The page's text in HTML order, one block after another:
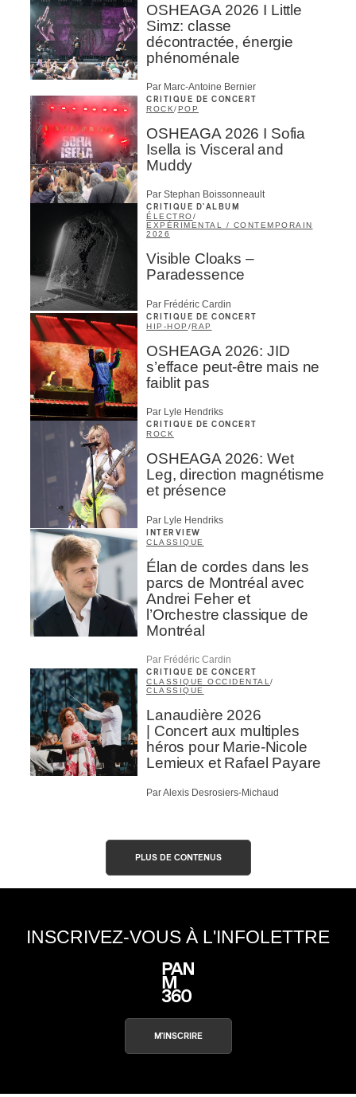
OSHEAGA 2026 I Little
Simz: classe
décontractée, énergie
phénoménale
Par Marc-Antoine Bernier
CRITIQUE DE CONCERT
ROCK/POP
OSHEAGA 2026 I Sofia
Isella is Visceral and
Muddy
Par Stephan Boissonneault
CRITIQUE D'ALBUM
ÉLECTRO/
EXPÉRIMENTAL / CONTEMPORAIN
2026
Visible Cloaks –
Paradessence
Par Frédéric Cardin
CRITIQUE DE CONCERT
HIP-HOP /RAP
OSHEAGA 2026: JID
s’efface peut-être mais ne
faiblit pas
Par Lyle Hendriks
CRITIQUE DE CONCERT
ROCK
OSHEAGA 2026: Wet
Leg, direction magnétisme
et présence
Par Lyle Hendriks
INTERVIEW
CLASSIQUE
Élan de cordes dans les
parcs de Montréal avec
Andrei Feher et
l’Orchestre classique de
Montréal
Par Frédéric Cardin
CRITIQUE DE CONCERT
CLASSIQUE OCCIDENTAL /
CLASSIQUE
Lanaudière 2026
| Concert aux multiples
héros pour Marie-Nicole
Lemieux et Rafael Payare
Par Alexis Desrosiers-Michaud
PLUS DE CONTENUS
INSCRIVEZ-VOUS À L'INFOLETTRE
M'INSCRIRE